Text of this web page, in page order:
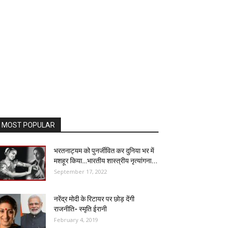
MOST POPULAR
भरतनाट्यम को पुनर्जीवित कर दुनिया भर में
मशहूर किया…भारतीय शास्त्रीय नृत्यांगना...
September 17, 2022
नरेंद्र मोदी के रिटायर पर छोड़ देंगी
राजनीति- स्मृति ईरानी
February 4, 2019